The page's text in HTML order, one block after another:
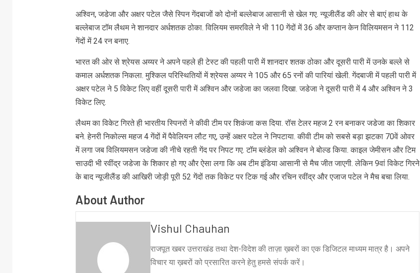
अश्विन, जडेजा और अक्षर पटेल जैसे स्पिन गेंदबाजों को दोनों बल्लेबाज आसानी से खेल गए. न्यूजीलैंड की ओर से बाएं हाथ के
बल्लेबाज टॉम लैथम ने शानदार अर्धशतक ठोका. विलियम समरविले ने भी 110 गेंदों में 36 और कप्तान केन विलियमसन ने 112
गेंदों में 24 रन बनाए.
भारत की ओर से श्रेयस अय्यर ने अपने पहले ही टेस्ट की पहली पारी में शानदार शतक ठोका और दूसरी पारी में उनके बल्ले से
कमाल अर्धशतक निकला. मुश्किल परिस्थितियों में श्रेयस अय्यर ने 105 और 65 रनों की पारियां खेली. गेंदबाजी में पहली पारी में
अक्षर पटेल ने 5 विकेट लिए वहीं दूसरी पारी में अश्विन और जडेजा का जलवा दिखा. जडेजा ने दूसरी पारी में 4 और अश्विन ने 3
विकेट लिए.
लैथम का विकेट गिरते ही भारतीय स्पिनरों ने कीवी टीम पर शिकंजा कस दिया. रॉस टेलर महज 2 रन बनाकर जडेजा का शिकार
बने. हेनरी निकोल्स महज 4 गेंदों में पैवेलियन लौट गए, उन्हें अक्षर पटेल ने निपटाया. कीवी टीम को सबसे बड़ा झटका 70वें ओवर
में लगा जब विलियमसन जडेजा की नीचे रहती गेंद पर निपट गए. टॉम ब्लंडेल को अश्विन ने बोल्ड किया. काइल जेमीसन और टिम
साउदी भी रवींद्र जडेजा के शिकार हो गए और ऐसा लगा कि अब टीम इंडिया आसानी से मैच जीत जाएगी. लेकिन 9वां विकेट गिरने
के बाद न्यूजीलैंड की आखिरी जोड़ी पूरी 52 गेंदों तक विकेट पर टिक गई और रचिन रवींद्र और एजाज पटेल ने मैच बचा लिया.
About Author
Vishul Chauhan
राजपूत खबर उत्तराखंड तथा देश-विदेश की ताज़ा ख़बरों का एक डिजिटल माध्यम मात्र है। अपने
विचार या ख़बरों को प्रसारित करने हेतु हमसे संपर्क करें।